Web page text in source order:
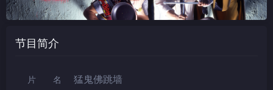
节目简介
片名 猛鬼佛跳墙